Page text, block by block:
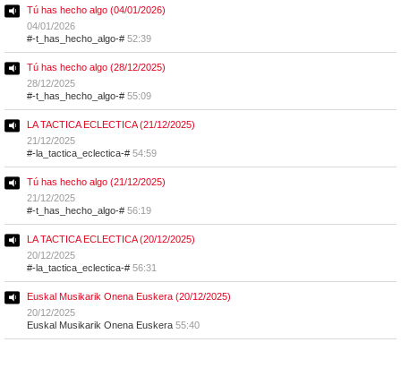
Tú has hecho algo (04/01/2026)
04/01/2026
#-t_has_hecho_algo-# 52:39
Tú has hecho algo (28/12/2025)
28/12/2025
#-t_has_hecho_algo-# 55:09
LA TACTICA ECLECTICA (21/12/2025)
21/12/2025
#-la_tactica_eclectica-# 54:59
Tú has hecho algo (21/12/2025)
21/12/2025
#-t_has_hecho_algo-# 56:19
LA TACTICA ECLECTICA (20/12/2025)
20/12/2025
#-la_tactica_eclectica-# 56:31
Euskal Musikarik Onena Euskera (20/12/2025)
20/12/2025
Euskal Musikarik Onena Euskera 55:40